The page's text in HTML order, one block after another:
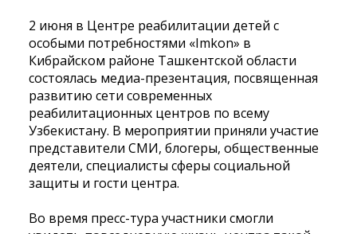
2 июня в Центре реабилитации детей с
особыми потребностями «Imkon» в
Кибрайском районе Ташкентской области
состоялась медиа-презентация, посвященная
развитию сети современных
реабилитационных центров по всему
Узбекистану. В мероприятии приняли участие
представители СМИ, блогеры, общественные
деятели, специалисты сферы социальной
защиты и гости центра.
Во время пресс-тура участники смогли